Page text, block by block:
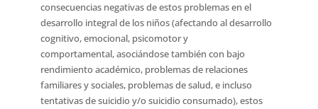
consecuencias negativas de estos problemas en el
desarrollo integral de los niños (afectando al desarrollo
cognitivo, emocional, psicomotor y
comportamental, asociándose también con bajo
rendimiento académico, problemas de relaciones
familiares y sociales, problemas de salud, e incluso
tentativas de suicidio y/o suicidio consumado), estos